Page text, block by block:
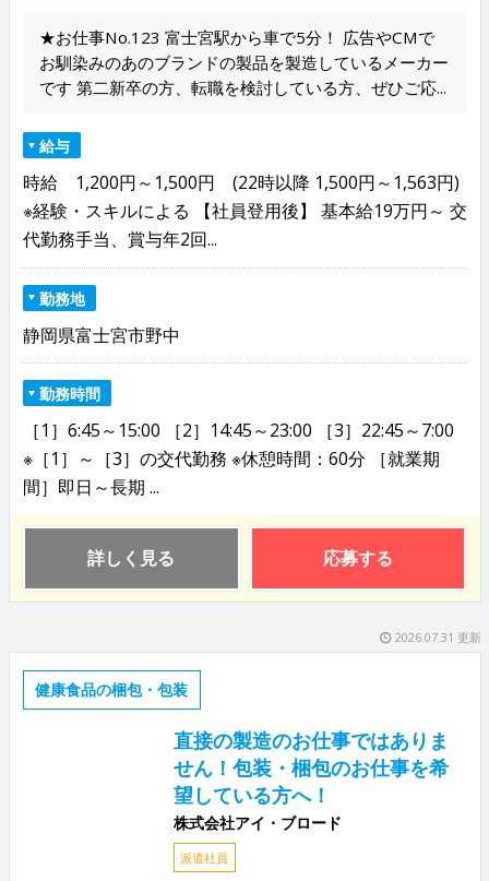
★お仕事No.123 富士宮駅から車で5分！ 広告やCMで
お馴染みのあのブランドの製品を製造しているメーカー
です 第二新卒の方、転職を検討している方、ぜひご応...
給与
時給 1,200円～1,500円 (22時以降 1,500円～1,563円)
※経験・スキルによる 【社員登用後】 基本給19万円～ 交
代勤務手当、賞与年2回...
勤務地
静岡県富士宮市野中
勤務時間
［1］6:45～15:00 ［2］14:45～23:00 ［3］22:45～7:00
※［1］～［3］の交代勤務 ※休憩時間：60分 ［就業期
間］即日～長期 ...
詳しく見る 応募する
2026.07.31 更新
健康食品の梱包・包装
直接の製造のお仕事ではありま
せん！包装・梱包のお仕事を希
望している方へ！
株式会社アイ・ブロード
派遣社員